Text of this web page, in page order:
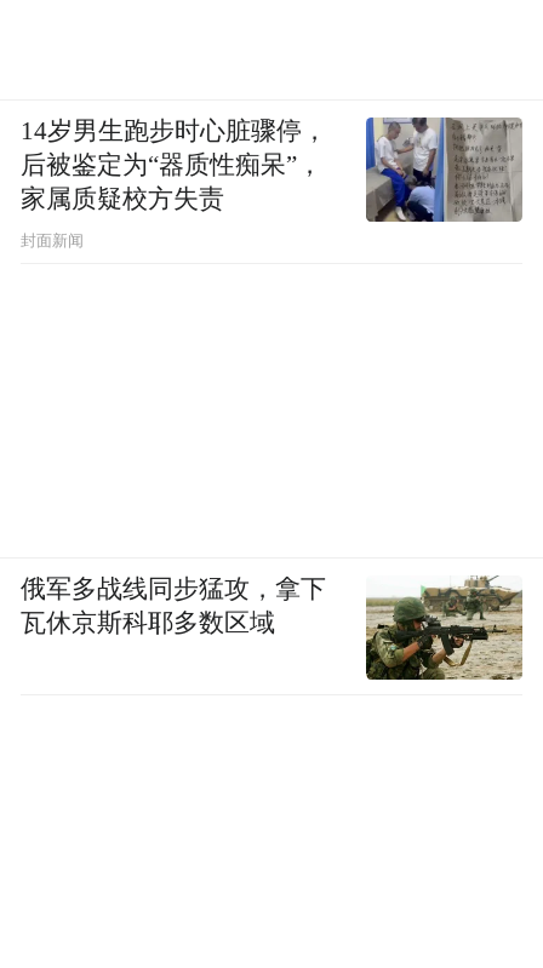
14岁男生跑步时心脏骤停，
后被鉴定为“器质性痴呆”，
家属质疑校方失责
封面新闻
俄军多战线同步猛攻，拿下
瓦休京斯科耶多数区域